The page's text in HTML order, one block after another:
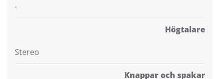
-
Högtalare
Stereo
Knappar och spakar